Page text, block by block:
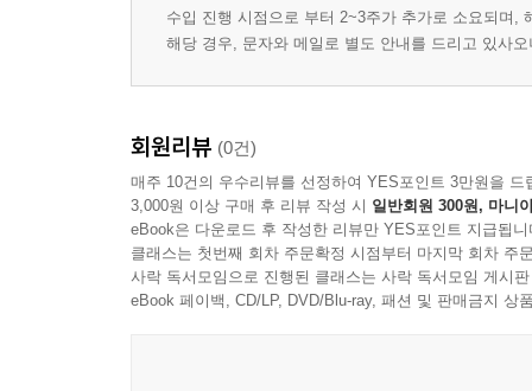
수입 진행 시점으로 부터 2~3주가 추가로 소요되며,
해당 경우, 문자와 메일로 별도 안내를 드리고 있사
회원리뷰 (0건)
매주 10건의 우수리뷰를 선정하여 YES포인트 3만원을 드
3,000원 이상 구매 후 리뷰 작성 시 일반회원 300원, 마니
eBook은 다운로드 후 작성한 리뷰만 YES포인트 지급됩니
클래스는 첫번째 회차 주문확정 시점부터 마지막 회차 주
사락 독서모임으로 진행된 클래스는 사락 독서모임 게시
eBook 페이백, CD/LP, DVD/Blu-ray, 패션 및 판매금지 상